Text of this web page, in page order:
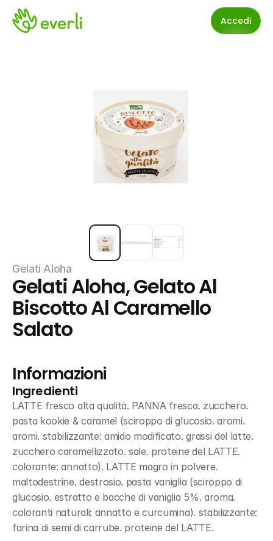
Accedi
Gelati Aloha
Gelati Aloha, Gelato Al
Biscotto Al Caramello
Salato
Informazioni
Ingredienti
LATTE fresco alta qualità. PANNA fresca. zucchero.
pasta kookie & caramel (sciroppo di glucosio. aromi.
aromi. stabilizzante: amido modificato. grassi del latte.
zucchero caramellizzato. sale. proteine del LATTE.
colorante: annatto). LATTE magro in polvere.
maltodestrine. destrosio. pasta vaniglia (sciroppo di
glucosio. estratto e bacche di vaniglia 5%. aroma.
coloranti naturali: annatto e curcumina). stabilizzante:
farina di semi di carrube. proteine del LATTE.